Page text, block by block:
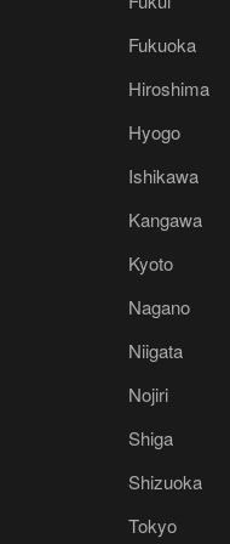
Fukuoka
Hiroshima
Hyogo
Ishikawa
Kangawa
Kyoto
Nagano
Niigata
Nojiri
Shiga
Shizuoka
Tokyo